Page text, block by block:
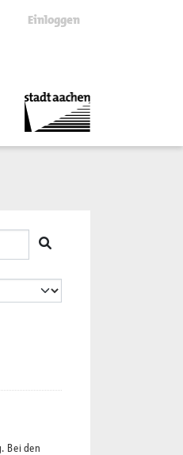
Einloggen
Bei den